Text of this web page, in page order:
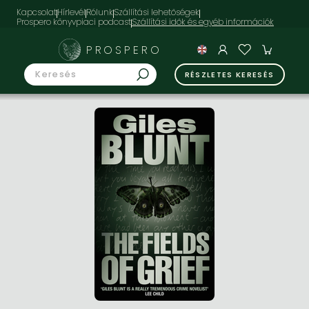
KapcsolatHírlevélRólunkSzállítási lehetőségek
Prospero könyvpiaci podcast
PROSPERO
RÉSZLETES KERESÉS